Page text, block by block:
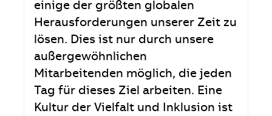
einige der größten globalen
Herausforderungen unserer Zeit zu
lösen. Dies ist nur durch unsere
außergewöhnlichen
Mitarbeitenden möglich, die jeden
Tag für dieses Ziel arbeiten. Eine
Kultur der Vielfalt und Inklusion ist